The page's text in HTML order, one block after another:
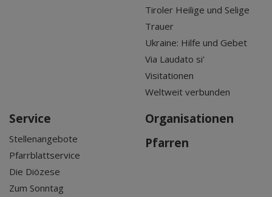
Tiroler Heilige und Selige
Trauer
Ukraine: Hilfe und Gebet
Via Laudato si'
Visitationen
Weltweit verbunden
Service
Stellenangebote
Pfarrblattservice
Die Diözese
Zum Sonntag
Organisationen
Pfarren